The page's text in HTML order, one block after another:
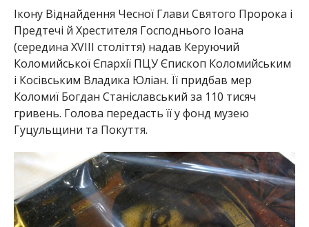
Ікону Віднайдення Чесної Глави Святого Пророка і
Предтечі й Хрестителя Господнього Іоана
(середина XVIII століття) надав Керуючий
Коломийської Єпархії ПЦУ Єпископ Коломийським
і Косівським Владика Юліан. Її придбав мер
Коломиї Богдан Станіславський за 110 тисяч
гривень. Голова передасть її у фонд музею
Гуцульщини та Покуття.